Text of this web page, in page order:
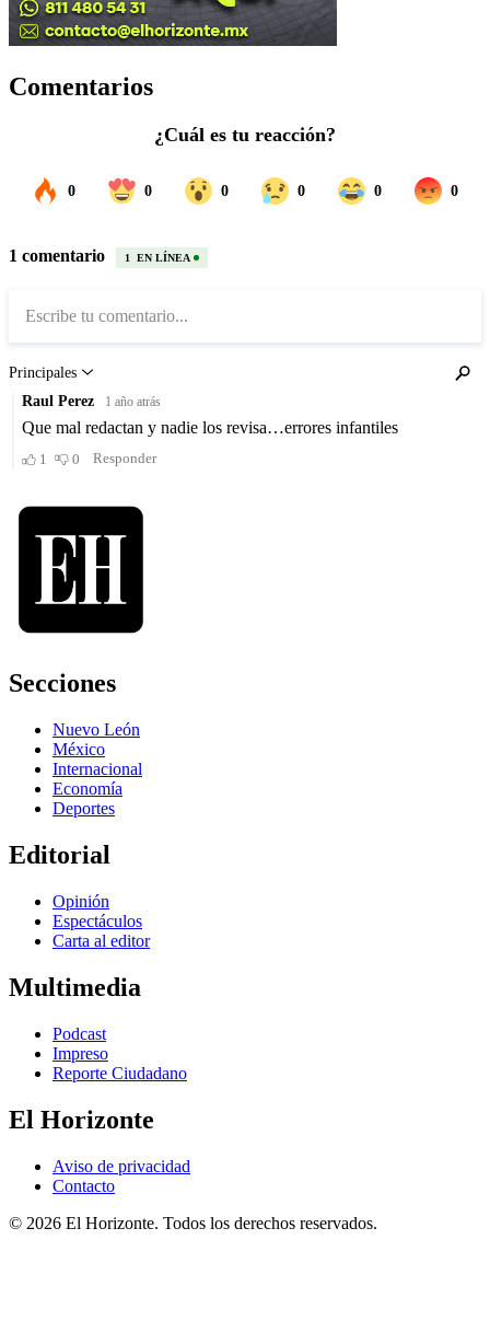
Comentarios
Secciones
Nuevo León
México
Internacional
Economía
Deportes
Editorial
Opinión
Espectáculos
Carta al editor
Multimedia
Podcast
Impreso
Reporte Ciudadano
El Horizonte
Aviso de privacidad
Contacto
© 2026 El Horizonte. Todos los derechos reservados.